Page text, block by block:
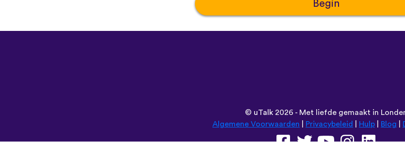
Begin
© uTalk2026 - Met liefde gemaakt in
Algemene Voorwaarden
Privacybeleid Hulp Blog